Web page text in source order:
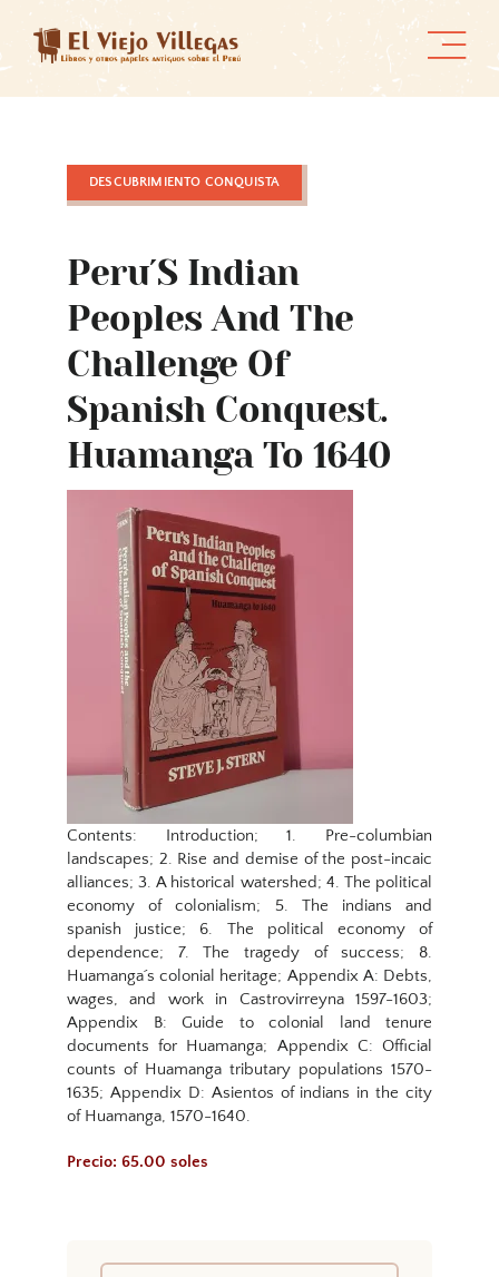
content
DESCUBRIMIENTO CONQUISTA
Peru´s Indian
Peoples And The
Challenge Of
Spanish Conquest.
Huamanga To 1640
Contents: Introduction; 1. Pre-columbian
landscapes; 2. Rise and demise of the post-incaic
alliances; 3. A historical watershed; 4. The political
economy of colonialism; 5. The indians and
spanish justice; 6. The political economy of
dependence; 7. The tragedy of success; 8.
Huamanga´s colonial heritage; Appendix A: Debts,
wages, and work in Castrovirreyna 1597-1603;
Appendix B: Guide to colonial land tenure
documents for Huamanga; Appendix C: Official
counts of Huamanga tributary populations 1570-
1635; Appendix D: Asientos of indians in the city
of Huamanga, 1570-1640.
Precio: 65.00 soles